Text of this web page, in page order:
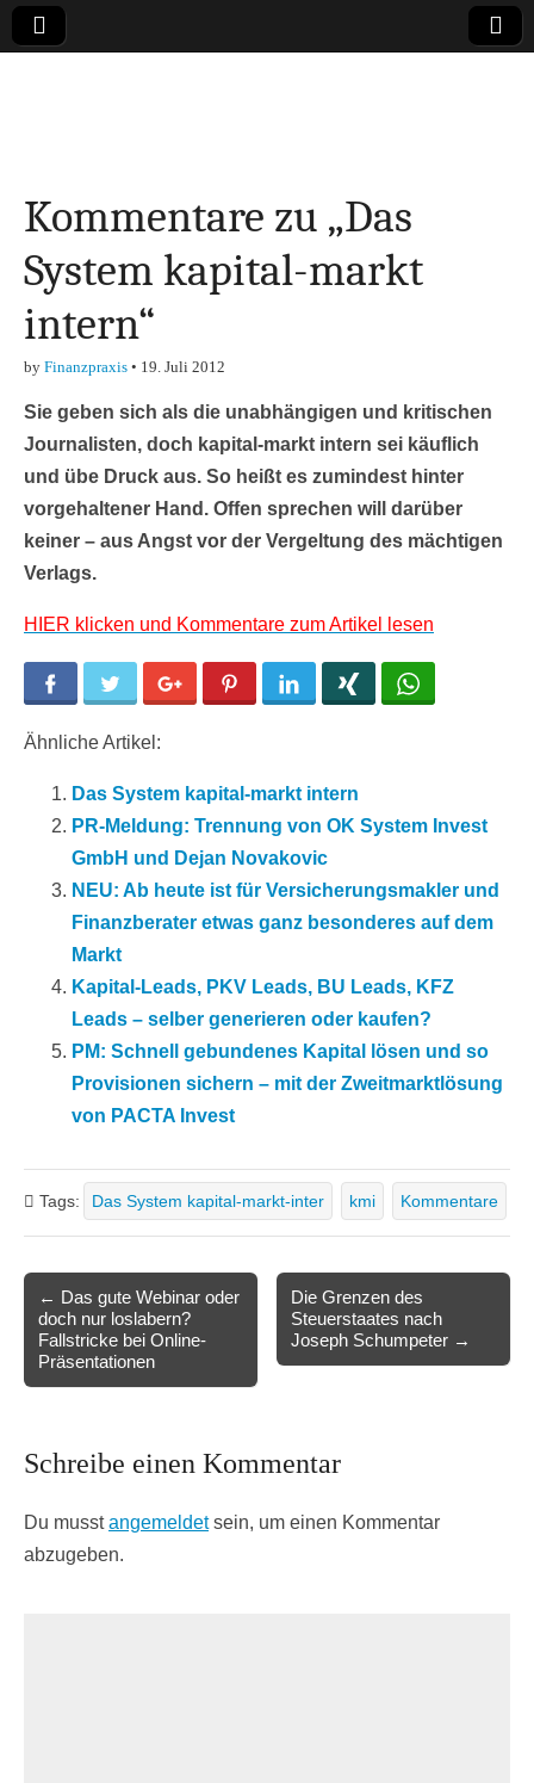
Finanzen,
Marketing-, Vertrieb-
& Investment-Tipps
Kommentare zu „Das
System kapital-markt
intern“
by Finanzpraxis • 19. Juli 2012
Sie geben sich als die unabhängigen und kritischen
Journalisten, doch kapital-markt intern sei käuflich
und übe Druck aus. So heißt es zumindest hinter
vorgehaltener Hand. Offen sprechen will darüber
keiner – aus Angst vor der Vergeltung des mächtigen
Verlags.
HIER klicken und Kommentare zum Artikel lesen
Facebook Twitter Google+ Pinterest LinkedIn
Ähnliche Artikel:
Das System kapital-markt intern
PR-Meldung: Trennung von OK System Invest
GmbH und Dejan Novakovic
NEU: Ab heute ist für Versicherungsmakler und
Finanzberater etwas ganz besonderes auf dem
Markt
Kapital-Leads, PKV Leads, BU Leads, KFZ
Leads – selber generieren oder kaufen?
PM: Schnell gebundenes Kapital lösen und so
Provisionen sichern – mit der Zweitmarktlösung
von PACTA Invest
Tags: Das System kapital-markt-inter kmi Kommentare
navigation
← Das gute Webinar oder
doch nur loslabern?
Fallstricke bei Online-
Präsentationen
Die Grenzen des
Steuerstaates nach
Joseph Schumpeter →
Schreibe einen Kommentar
Du musstangemeldetsein, um einen Kommentar
abzugeben.